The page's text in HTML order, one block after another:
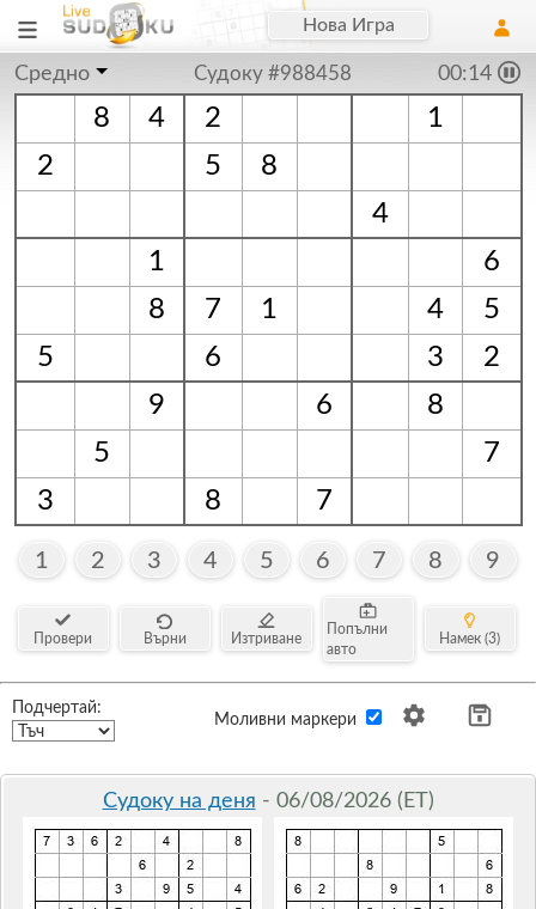
Нова Игра
Средно Судоку #988458 00:15
8 4 2
1
2
5
8
4
1
6
8
7 1 4
5
5
6 3
2
9
6
8
5
7
3
8 7
1 2 3 4 5 6 7 8 9
Провери Върни Изтриване
Попълни
авто
Намек (3)
Подчертай:
Моливни маркери
Судоку на деня - 06/08/2026 (ET)